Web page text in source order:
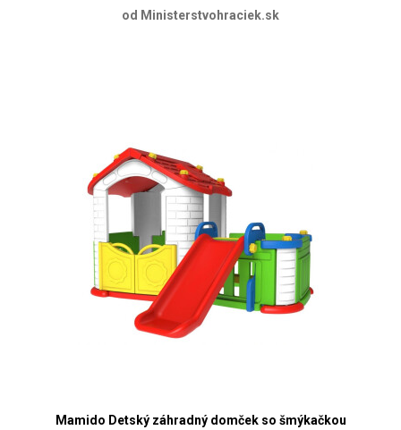
od Ministerstvohraciek.sk
Mamido Detský záhradný domček so šmýkačkou